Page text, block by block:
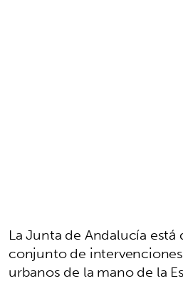
La Junta de Andalucía
conjunto de
urbanos de la mano de la